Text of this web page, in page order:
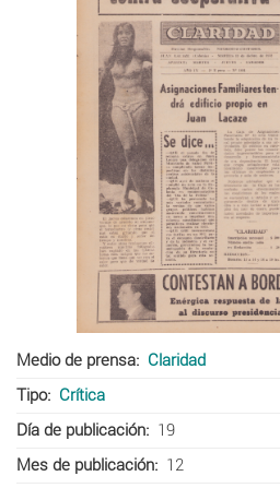
Medio de prensa
Claridad
Tipo
Crítica
Día de publicación
19
Mes de publicación
12